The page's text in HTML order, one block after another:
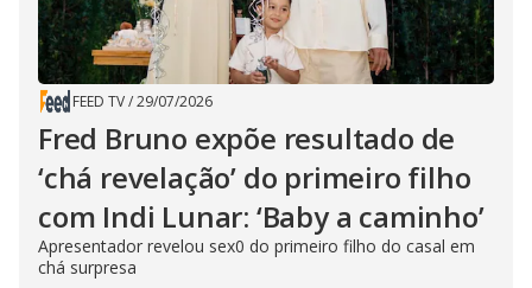
FEED TV/29/07/2026
Fred Bruno expõe resultado de
‘chá revelação’ do primeiro filho
com Indi Lunar: ‘Baby a caminho’
Apresentador revelou sex0 do primeiro filho do casal em
chá surpresa